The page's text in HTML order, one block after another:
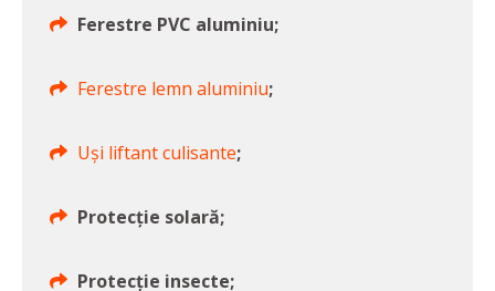
Ferestre PVC aluminiu;
Ferestre lemn aluminiu;
Uși liftant culisante;
Protecție solară;
Protecție insecte;